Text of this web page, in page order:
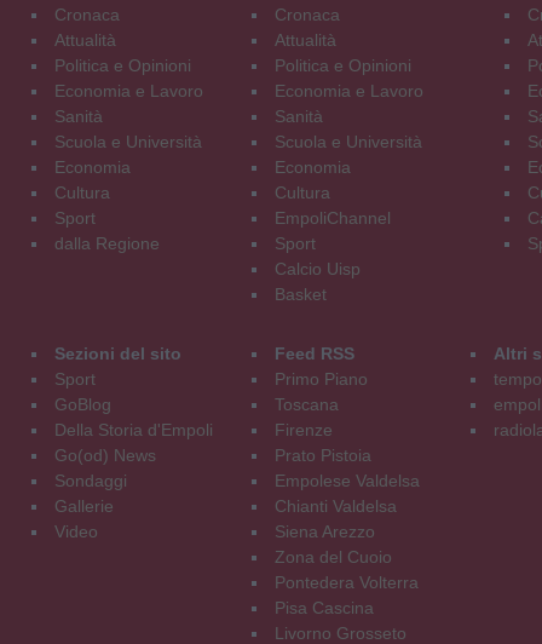
Cronaca
Attualità
Politica e Opinioni
Economia e Lavoro
Sanità
Scuola e Università
Economia
Cultura
Sport
dalla Regione
Cronaca
Attualità
Politica e Opinioni
Economia e Lavoro
Sanità
Scuola e Università
Economia
Cultura
EmpoliChannel
Sport
Calcio Uisp
Basket
Sezioni del sito
Sport
GoBlog
Della Storia d'Empoli
Go(od) News
Sondaggi
Gallerie
Video
Feed RSS
Primo Piano
Toscana
Firenze
Prato Pistoia
Empolese Valdelsa
Chianti Valdelsa
Siena Arezzo
Zona del Cuoio
Pontedera Volterra
Pisa Cascina
Livorno Grosseto
Altri